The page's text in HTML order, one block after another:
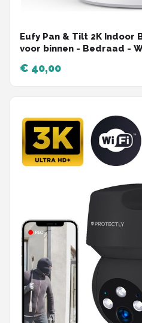
Eufy Pan & Tilt 2K Indoor
voor binnen - Bedraad -
€ 40,00